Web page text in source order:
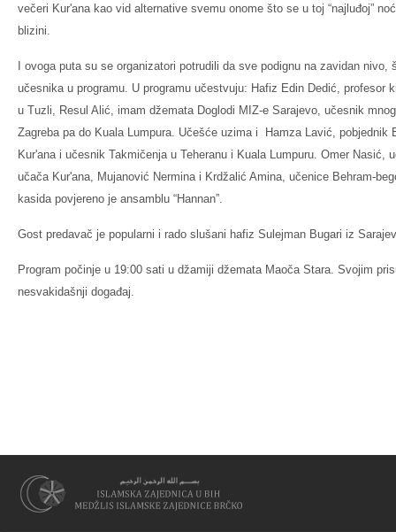
večeri Kur'ana kao vid alternative svemu onome što se u toj “najluđoj”
blizini.
I ovoga puta su se organizatori potrudili da sve podignu na zavidan nivo,
učesnika u programu. U programu učestvuju: Hafiz Edin Dedić, profesor
u Tuzli, Resul Alić, imam džemata Doglodi MIZ-e Sarajevo, učesnik
Zagreba pa do Kuala Lumpura. Učešće uzima i Hamza Lavić, pobjednik
Kur'ana i učesnik Takmičenja u Teheranu i Kuala Lumpuru. Omer Nasić,
učača Kur'ana, Mujanović Nermina i Krdžalić Amina, učenice Behram-
kasida povjereno je ansamblu “Hannan”.
Gost predavač je popularni i rado slušani hafiz Sulejman Bugari iz
Program počinje u 19:00 sati u džamiji džemata Maoča Stara. Svojim
nesvakidašnji događaj.